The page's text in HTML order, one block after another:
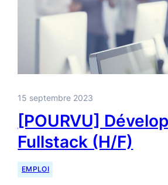
15 septembre 2023
[POURVU]
Fullstack (H/F)
EMPLOI